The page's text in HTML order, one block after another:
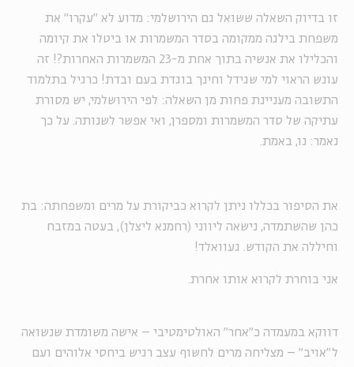
זו בדיוק השאלה ששואל גם הירושלמי: מדוע לא "עקרו" את
משפחת בילגה ממקומה בסדר המשמרות או ביטלו את קיומה
והכלילו את אנשיה בתוך אחת מ-23 המשמרות האחרות?! זה
עונש הראוי למי שגידל וחינך בוגדת בעם ובדת! כרגיל בתלמוד
התשובה מעניינת פחות מן השאלה: לפי הירושלמי, יש מסורת
עתיקה של סדר המשמרות ומספרן, ואי אפשר לשנותה. על כך
נאמר: נו, באמת.
את הסיפור בכללו ניתן לקרוא כביקורת על מרים ומשפחתה: בת
כהן שהשתמדה, נישאה ליווני (רחמנא ליצלן), בעטה במזבח
וחיללה את הקודש. געוואלד!
אני בוחרת לקרוא אותו אחרת.
דווקא במעמדה כ"אחר" האולטימטיבי – אישה משומדת שנשואה
ל"אויב" – מצליחה מרים לחשוף עצב רגיש ביחסי אלוהים ועם